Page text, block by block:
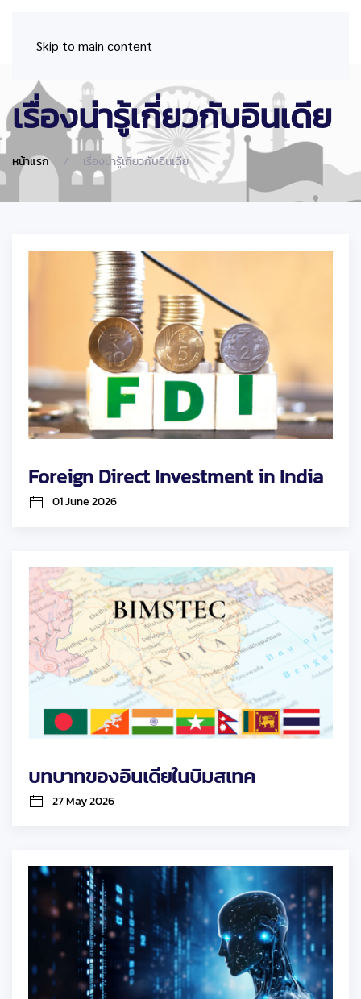
Skip to main content
เรื่องน่ารู้เกี่ยวกับอินเดีย
หน้าแรก เรื่องน่ารู้เกี่ยวกับอินเดีย
Foreign Direct Investment in India
01 June 2026
บทบาทของอินเดียในบิมสเทค
27 May 2026